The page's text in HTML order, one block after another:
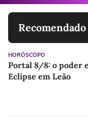
HORÓSCOPO
Portal 8/8: o poder
Eclipse em Leão